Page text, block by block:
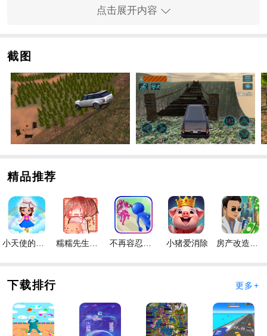
4、丰富的手游关卡设计，挑战你的驾驶技巧！
找到适合的驾驶风格。
2、丰富的关卡地形设计考验玩家的操作技巧，获得尽可
能多的奖励。
3、仔细观察远处的地形场景，及时调整车速，确保您安
全稳定地渡过危险。
4x4越野模拟手游亮点
和绞盘功能。
2、你不仅可以在手游中灵活操作玩法，还可以自由选择
玩法。
3、通过车辆驾驶，你不仅可以体验征服山路的乐趣，还
可以积累更多的驾驶技能。
1、体验越野驾驶的伟大
。每个玩家都可以体验自由
2、蜿蜒山路过关即可获得指定奖励，体验越野乐趣。
3、多种视角切换带来最真实的感觉。玩家将驾驶越野车
点击展开内容
截图
精品推荐
小天使的冒险手游 糯糯先生的面包店手游 不再容忍手游 小猪爱消除 房产改造王游戏手机版手游
下载排行 更多+